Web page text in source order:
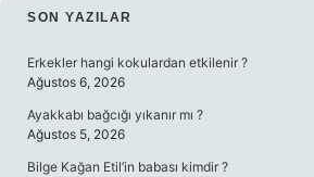
SIDEBAR
SON YAZILAR
Erkekler hangi kokulardan etkilenir ?
Ağustos 6, 2026
Ayakkabı bağcığı yıkanır mı ?
Ağustos 5, 2026
Bilge Kağan Etil’in babası kimdir ?